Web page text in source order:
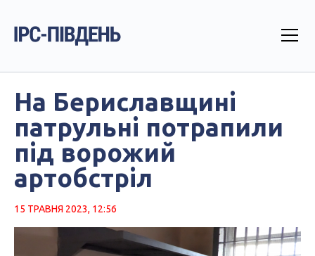
На Бериславщині
патрульні потрапили
під ворожий
артобстріл
15 ТРАВНЯ 2023, 12:56